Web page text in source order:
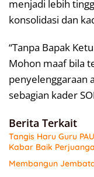
menjadi lebih
konsolidasi dan
“Tanpa Bapak
Mohon maaf bila
penyelenggaraan
sebagian kader
Berita Terkait
Tangis Haru Guru
Kabar Baik
Membangun